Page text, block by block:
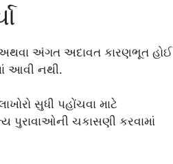
અંગત અદાવત કારણભૂત હોઈ
આવી નથી.
સુધી પહોંચવા માટે
પુરાવાઓની ચકાસણી કરવામાં